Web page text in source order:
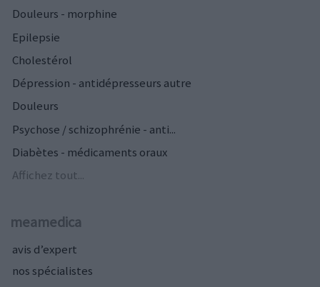
Douleurs - morphine
Epilepsie
Cholestérol
Dépression - antidépresseurs autre
Douleurs
Psychose / schizophrénie - anti...
Diabètes - médicaments oraux
Affichez tout...
meamedica
avis d’expert
nos spécialistes